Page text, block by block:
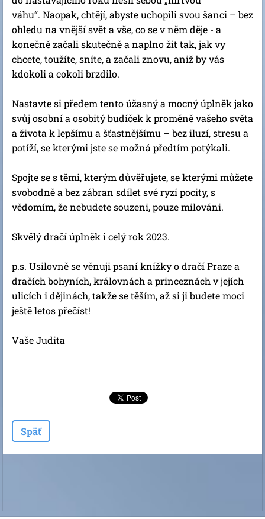
váhu“. Naopak, chtějí, abyste uchopili svou šanci – bez
ohledu na vnější svět a vše, co se v něm děje - a
konečně začali skutečně a naplno žit tak, jak vy
chcete, toužíte, sníte, a začali znovu, aniž by vás
kdokoli a cokoli brzdilo.
Nastavte si předem tento úžasný a mocný úplněk jako
svůj osobní a osobitý budíček k proměně vašeho světa
a života k lepšímu a šťastnějšímu – bez iluzí, stresu a
potíží, se kterými jste se možná předtím potýkali.
Spojte se s těmi, kterým důvěřujete, se kterými můžete
svobodně a bez zábran sdílet své ryzí pocity, s
vědomím, že nebudete souzeni, pouze milováni.
Skvělý dračí úplněk i celý rok 2023.
p.s. Usilovně se věnuji psaní knížky o dračí Praze a
dračích bohyních, královnách a princeznách v jejích
ulicích i dějinách, takže se těším, až si ji budete moci
ještě letos přečíst!
Vaše Judita
Späť